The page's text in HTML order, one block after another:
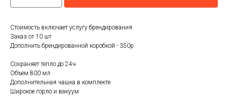
Стоимость включает услугу брендирования
Заказ от 10 шт
Дополнить брендированной коробкой - 350р.
Сохраняет тепло до 24ч
Объем 800 мл
Дополнительная чашка в комплекте
Широкое горло и вакуум